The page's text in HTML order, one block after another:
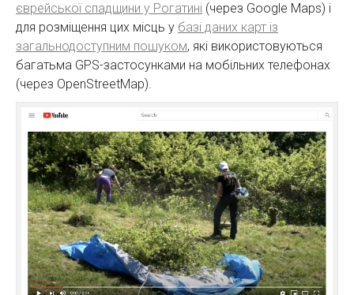
єврейської спадщини у Рогатині (через Google Maps) і
для розміщення цих місць у базі даних карт із
загальнодоступним пошуком, які використовуються
багатьма GPS-застосунками на мобільних телефонах
(через OpenStreetMap).